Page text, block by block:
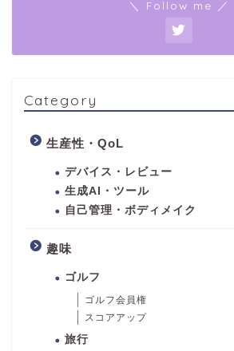
＼ Follow me ／
Category
生産性・QoL
デバイス・レビュー
生成AI・ツール
自己管理・ボディメイク
趣味
ゴルフ
ゴルフ会員権
スコアアップ
旅行